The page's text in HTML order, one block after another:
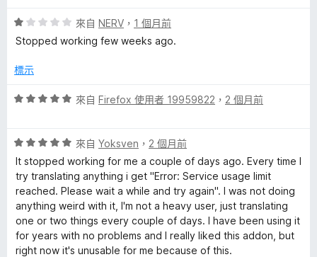
評
5
分
評
價
分
滿
分
來自 NERV ， 1 個月前
Stopped working few weeks ago.
標示
評
分
，
滿
分
5
分
來自 Firefox 使用者 19959822 ， 2 個月前
評
價
5
分
，
滿
分
5
來自 Yoksven ， 2 個月前
It stopped working for me a couple of days ago. Every time I
try translating anything i get "Error: Service usage limit
reached. Please wait a while and try again". I was not doing
anything weird with it, I'm not a heavy user, just translating
one or two things every couple of days. I have been using it
for years with no problems and I really liked this addon, but
right now it's unusable for me because of this.